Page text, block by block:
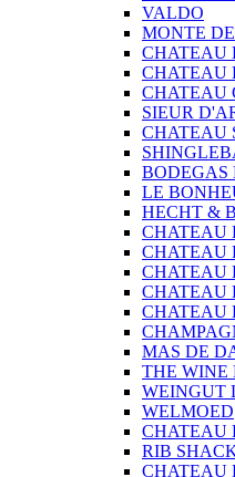
VALDO
MONTE
CHATEAU
CHATEAU
CHATEAU
SIEUR
CHATEAU
BODEGAS
LE
HECHT &
CHATEAU
CHATEAU
CHATEAU
CHATEAU
CHATEAU
MAS DE
THE WINE
WEINGUT
WELMOED
CHATEAU
RIB
CHATEAU